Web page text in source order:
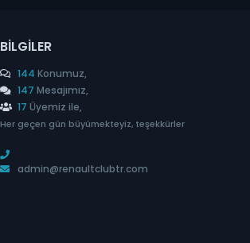
BILGILER
144 Konumuz,
147 Mesajımız,
17 Üyemiz ile,
Her geçen gün büyümekteyiz, teşekkürler
admin@renaultclubtr.com